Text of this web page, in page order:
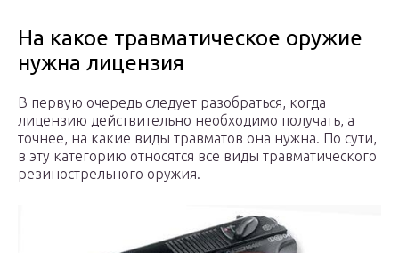
На какое травматическое оружие
нужна лицензия
В первую очередь следует разобраться, когда
лицензию действительно необходимо получать, а
точнее, на какие виды травматов она нужна. По сути,
в эту категорию относятся все виды травматического
резинострельного оружия.